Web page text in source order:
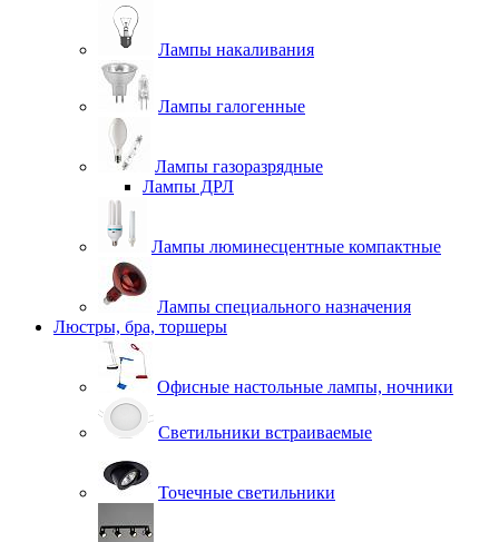
Лампы накаливания
Лампы галогенные
Лампы газоразрядные
Лампы ДРЛ
Лампы люминесцентные компактные
Лампы специального назначения
Люстры, бра, торшеры
Офисные настольные лампы, ночники
Светильники встраиваемые
Точечные светильники